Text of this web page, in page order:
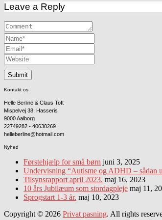
Leave a Reply
Kontakt os
Helle Berline & Claus Toft
Mispelvej 38, Hasseris
9000 Aalborg
22749282 - 40630269
helleberline@hotmail.com
Nyhed
Førstehjælp for små børn juni 3, 2025
Undervisning “Autisme og ADHD – sådan
Tilsynsrapport april 2023. maj 16, 2023
10 års Jubilæum som stordagpleje maj 11,
Sprogstart 1-3 år. maj 10, 2023
Copyright © 2026 Privat pasning. All rights